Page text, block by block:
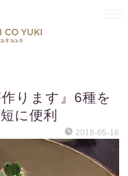
ります』6種を
に便利
2018-05-18